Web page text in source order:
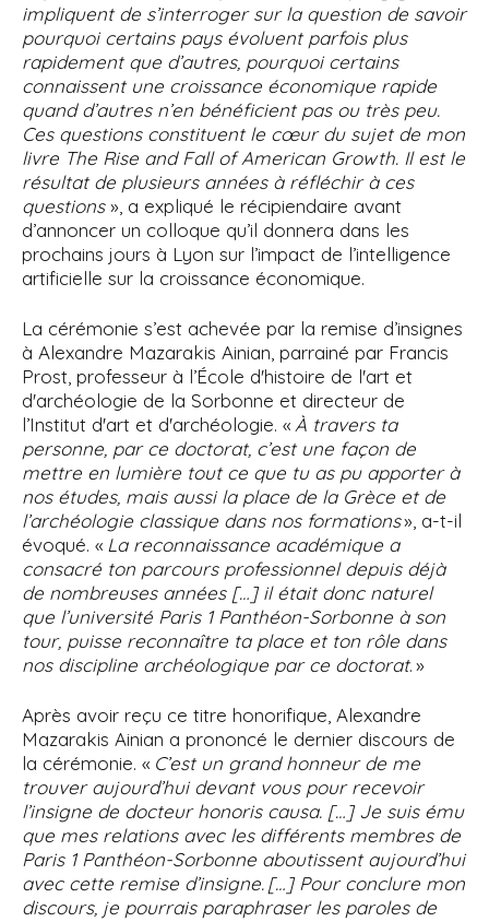
impliquent de s’interroger sur la question de savoir
pourquoi certains pays évoluent parfois plus
rapidement que d’autres, pourquoi certains
connaissent une croissance économique rapide
quand d’autres n’en bénéficient pas ou très peu.
Ces questions constituent le cœur du sujet de mon
livre The Rise and Fall of American Growth. Il est le
résultat de plusieurs années à réfléchir à ces
questions», a expliqué le récipiendaire avant
d’annoncer un colloque qu’il donnera dans les
prochains jours à Lyon sur l’impact de l’intelligence
artificielle sur la croissance économique.
La cérémonie s’est achevée par la remise d’insignes
à Alexandre Mazarakis Ainian, parrainé par Francis
Prost, professeur à l’École d'histoire de l'art et
d'archéologie de la Sorbonne et directeur de
l’Institut d'art et d'archéologie. « À travers ta
personne, par ce doctorat, c’est une façon de
mettre en lumière tout ce que tu as pu apporter à
nos études, mais aussi la place de la Grèce et de
l’archéologie classique dans nos formations», a-t-il
évoqué. « La reconnaissance académique a
consacré ton parcours professionnel depuis déjà
de nombreuses années […] il était donc naturel
que l’université Paris 1 Panthéon-Sorbonne à son
tour, puisse reconnaître ta place et ton rôle dans
nos discipline archéologique par ce doctorat. »
Après avoir reçu ce titre honorifique, Alexandre
Mazarakis Ainian a prononcé le dernier discours de
la cérémonie. « C’est un grand honneur de me
trouver aujourd’hui devant vous pour recevoir
l’insigne de docteur honoris causa. […] Je suis ému
que mes relations avec les différents membres de
Paris 1 Panthéon-Sorbonne aboutissent aujourd’hui
avec cette remise d’insigne. […] Pour conclure mon
discours, je pourrais paraphraser les paroles de